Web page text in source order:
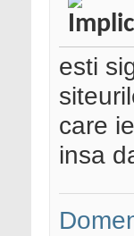
esti
care
insa